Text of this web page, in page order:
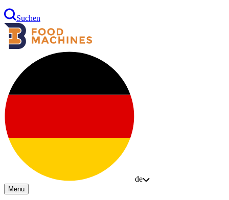
Suchen
de
Menu